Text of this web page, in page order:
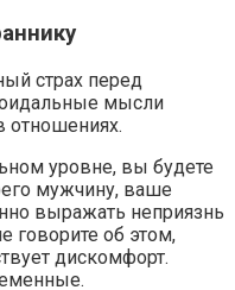
страх перед
мысли
отношениях.
уровне, вы будете
мужчину, ваше
выражать неприязнь
говорите об этом,
дискомфорт.